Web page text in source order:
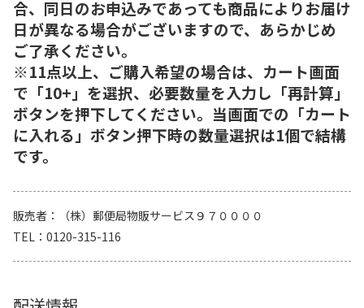
合、同日のお申込みであっても商品によりお届け
日が異なる場合がございますので、あらかじめ
ご了承ください。
※11点以上、ご購入希望の場合は、カート画面
で「10+」を選択、必要数量を入力し「再計算」
ボタンを押下してください。当画面での「カート
に入れる」ボタン押下時の数量選択は1個で結構
です。
販売者
（株）郵便局物販サービス９７００００
TEL
0120-315-116